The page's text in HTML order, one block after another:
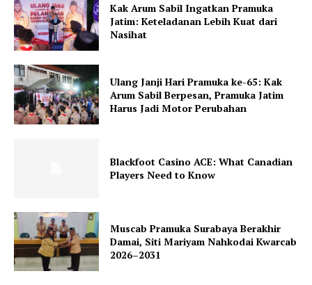
Kak Arum Sabil Ingatkan Pramuka
Jatim: Keteladanan Lebih Kuat dari
Nasihat
Ulang Janji Hari Pramuka ke-65: Kak
Arum Sabil Berpesan, Pramuka Jatim
Harus Jadi Motor Perubahan
Blackfoot Casino ACE: What Canadian
Players Need to Know
Muscab Pramuka Surabaya Berakhir
Damai, Siti Mariyam Nahkodai Kwarcab
2026–2031